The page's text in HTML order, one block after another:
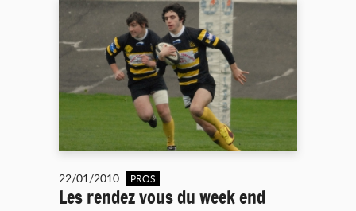
22/01/2010 PROS
Les rendez vous du week end